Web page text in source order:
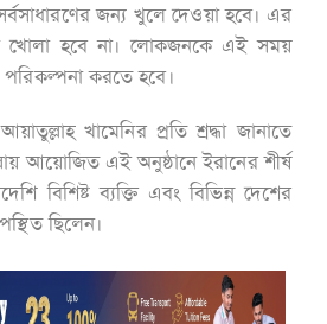
সর্বসাধারণের জন্য খুলে দেওয়া হবে। এর
খোলা হবে না। লোকজনকে এই সময়
করতে হবে।
খামেনির প্রতি শ্রদ্ধা জানাতে
আয়োজিত এই অনুষ্ঠানে ইরানের শীর্ষ
বিশিষ্ট ব্যক্তি এবং বিভিন্ন দেশের
ছিলেন।